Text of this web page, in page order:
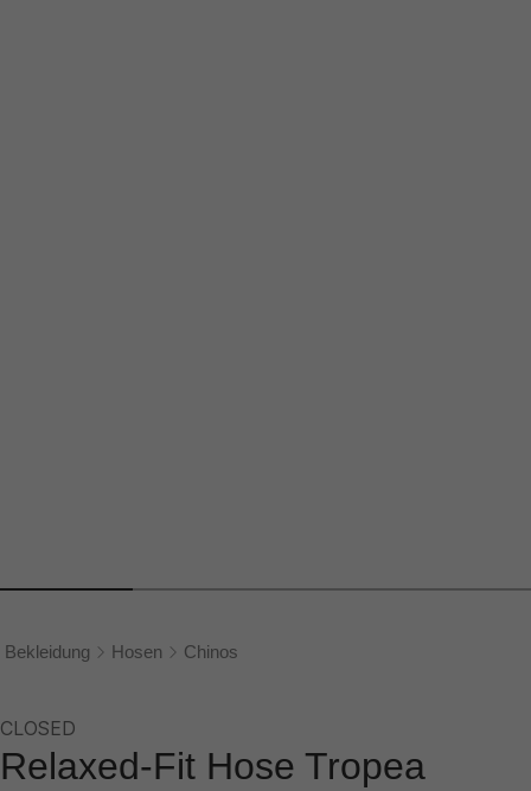
Bekleidung Hosen Chinos
CLOSED
Relaxed-Fit Hose Tropea